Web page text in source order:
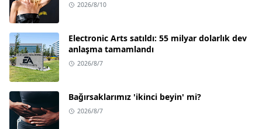
2026/8/10
Electronic Arts satıldı: 55 milyar dolarlık dev
anlaşma tamamlandı
2026/8/7
Bağırsaklarımız 'ikinci beyin' mi?
2026/8/7